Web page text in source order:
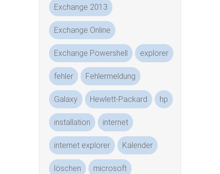
Exchange 2013
Exchange Online
Exchange Powershell explorer
fehler Fehlermeldung
Galaxy Hewlett-Packard hp
installation internet
internet explorer Kalender
löschen microsoft